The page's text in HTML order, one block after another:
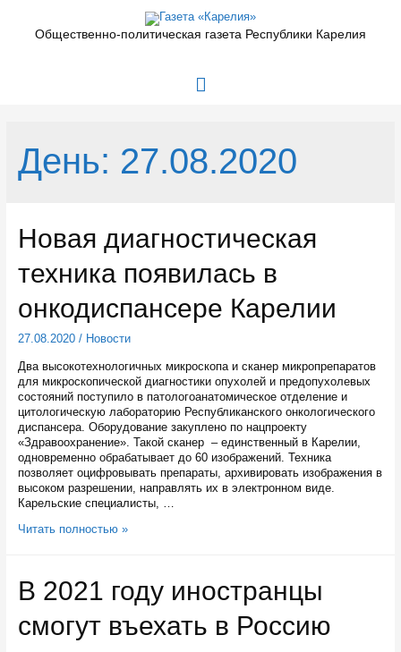
содержимомуОбщественно-политическая газета Республики Карелия
Главное
День: 27.08.2020
Новая диагностическая
техника появилась в
онкодиспансере Карелии
27.08.2020/ Новости
Два высокотехнологичных микроскопа и сканер микропрепаратов
для микроскопической диагностики опухолей и предопухолевых
состояний поступило в патологоанатомическое отделение и
цитологическую лабораторию Республиканского онкологического
диспансера. Оборудование закуплено по нацпроекту
«Здравоохранение». Такой сканер – единственный в Карелии,
одновременно обрабатывает до 60 изображений. Техника
позволяет оцифровывать препараты, архивировать изображения в
высоком разрешении, направлять их в электронном виде.
Карельские специалисты, …
Новая
в
онкодиспансере
Карелии
Читать полностью »
В 2021 году иностранцы
смогут въехать в Россию